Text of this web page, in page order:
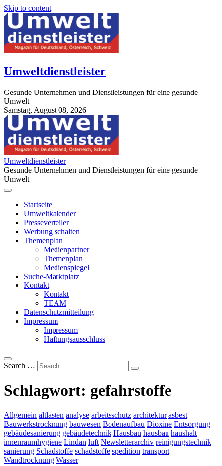
Skip to content
Umweltdienstleister
Gesunde Unternehmen und Dienstleistungen für eine gesunde
Umwelt
Samstag, August 08, 2026
StuttgartApotheke.com
Umweltdienstleister
Gesunde Unternehmen und Dienstleistungen für eine gesunde
Umwelt
Startseite
Umweltkalender
Presseverteiler
Werbung schalten
Themenplan
Medienpartner
Themenplan
Medienspiegel
Suche-Marktplatz
Kontakt
Kontakt
TEAM
Datenschutzmitteilung
Impressum
Impressum
Haftungsausschluss
Search …
Schlagwort: gefahrstoffe
Allgemein altlasten analyse arbeitsschutz architektur asbest
Bauwerkstrocknung bauwesen Bodenaufbau Dioxine Entsorgung
gebäudesanierung gebäudetechnik Hausbau hausbau haushalt
innenraumhygiene Lindan luft Newsletterarchiv reinigungstechnik
sanierung Schadstoffe schadstoffe spedition transport
Wandtrocknung Wasser